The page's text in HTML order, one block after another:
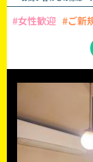
#女性歓迎 #ご新